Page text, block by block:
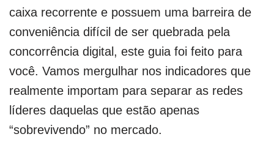
caixa recorrente e possuem uma barreira de
conveniência difícil de ser quebrada pela
concorrência digital, este guia foi feito para
você. Vamos mergulhar nos indicadores que
realmente importam para separar as redes
líderes daquelas que estão apenas
“sobrevivendo” no mercado.